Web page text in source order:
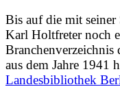
Bis auf die mit
Karl Holtfreter noch
Branchenverzeichnis
aus dem Jahre 1941
Landesbibliothek